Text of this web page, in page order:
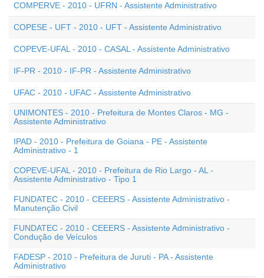
COMPERVE - 2010 - UFRN - Assistente Administrativo
COPESE - UFT - 2010 - UFT - Assistente Administrativo
COPEVE-UFAL - 2010 - CASAL - Assistente Administrativo
IF-PR - 2010 - IF-PR - Assistente Administrativo
UFAC - 2010 - UFAC - Assistente Administrativo
UNIMONTES - 2010 - Prefeitura de Montes Claros - MG -
Assistente Administrativo
IPAD - 2010 - Prefeitura de Goiana - PE - Assistente
Administrativo - 1
COPEVE-UFAL - 2010 - Prefeitura de Rio Largo - AL -
Assistente Administrativo - Tipo 1
FUNDATEC - 2010 - CEEERS - Assistente Administrativo -
Manutenção Civil
FUNDATEC - 2010 - CEEERS - Assistente Administrativo -
Condução de Veículos
FADESP - 2010 - Prefeitura de Juruti - PA - Assistente
Administrativo